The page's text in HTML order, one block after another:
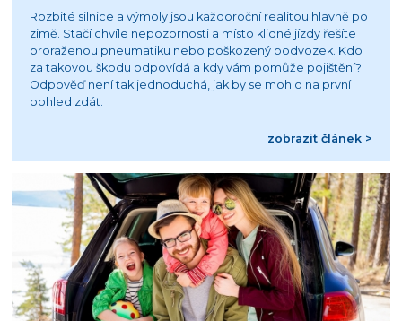
Rozbité silnice a výmoly jsou každoroční realitou hlavně po
zimě. Stačí chvíle nepozornosti a místo klidné jízdy řešíte
proraženou pneumatiku nebo poškozený podvozek. Kdo
za takovou škodu odpovídá a kdy vám pomůže pojištění?
Odpověď není tak jednoduchá, jak by se mohlo na první
pohled zdát.
zobrazit článek >